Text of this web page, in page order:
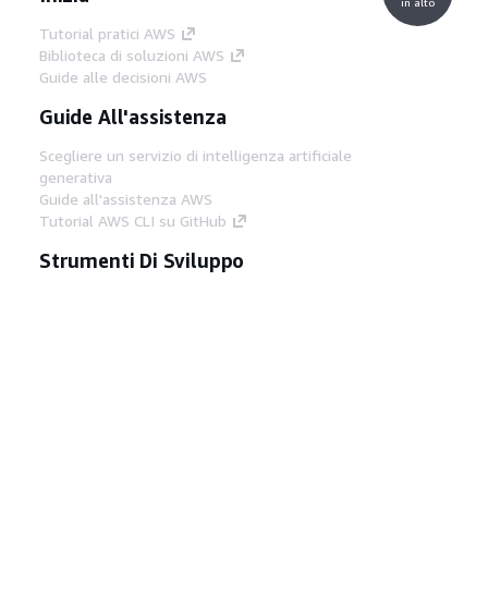
Tutorial pratici AWS
Biblioteca di soluzioni AWS
Guide alle decisioni AWS
Guide All'assistenza
Scegliere un servizio di intelligenza artificiale
generativa
Guide all'assistenza AWS
Tutorial AWS CLI su GitHub
Strumenti Di Sviluppo